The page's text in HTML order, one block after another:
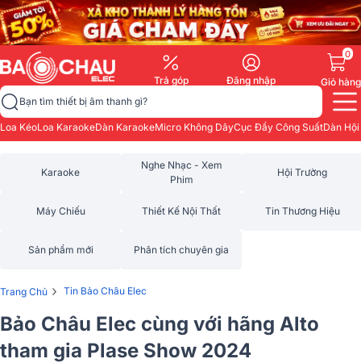
Trả góp Đăng nhập
0
Giỏ hàng
Bạn tìm thiết bị âm thanh gì?
Loa KéoLoa KaraokeDàn KaraokeMicro Không DâyCục Đẩy Công SuấtDàn
Karaoke
Nghe Nhạc - Xem
Phim
Hội Trường
Máy Chiếu Thiết Kế Nội Thất Tin Thương Hiệu
Sản phẩm mới Phân tích chuyên gia
Trang Chủ › Tin Bảo Châu Elec
Bảo Châu Elec cùng với hãng Alto
tham gia Plase Show 2024